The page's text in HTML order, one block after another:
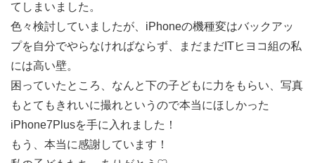
てしまいました。
色々検討していましたが、iPhoneの機種変はバックアッ
プを自分でやらなければならず、まだまだITヒヨコ組の私
には高い壁。
困っていたところ、なんと下の子どもに力をもらい、写真
もとてもきれいに撮れというので本当にほしかった
iPhone7Plusを手に入れました！
もう、本当に感謝しています！